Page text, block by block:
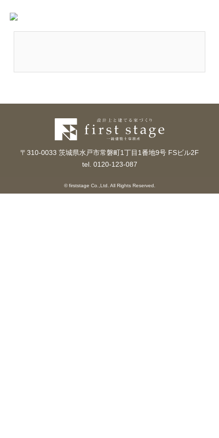
〒310-0033 茨城県水戸市常磐町1丁目1番地9号 FSビル2F
tel. 0120-123-087
© firststage Co.,Ltd. All Rights Reserved.